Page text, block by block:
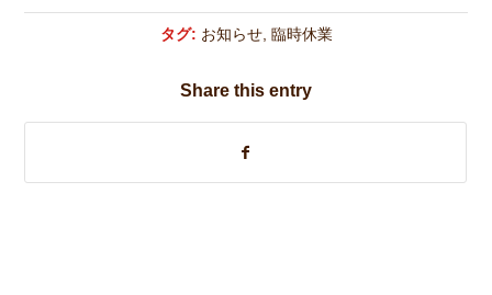
タグ: お知らせ, 臨時休業
Share this entry